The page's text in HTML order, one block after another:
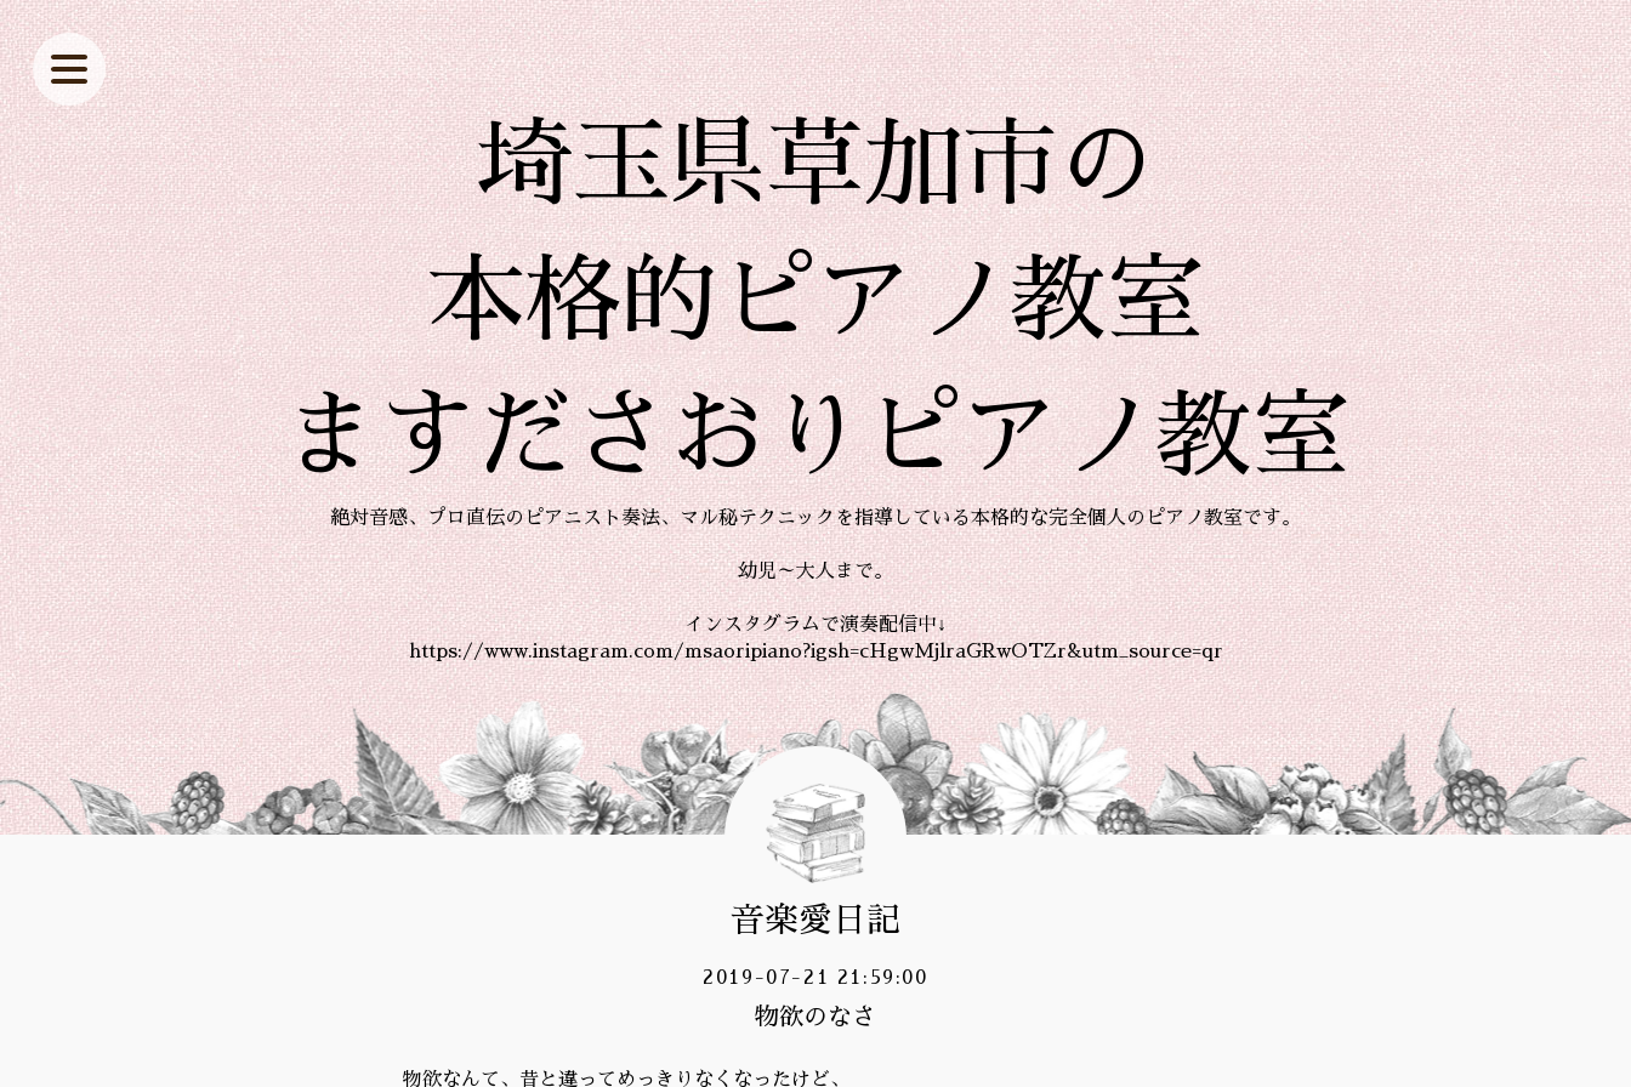
埼玉県草加市の
本格的ピアノ教室
ますださおりピアノ教室
絶対音感、プロ直伝のピアニスト奏法、マル秘テクニックを指導している本格的な完全個人のピアノ教室です。
幼児～大人まで。
インスタグラムで演奏配信中↓
https://www.instagram.com/msaoripiano?igsh=cHgwMjlraGRwOTZr&utm_source=qr
音楽愛日記
2019-07-21 21:59:00
物欲のなさ
物欲なんて、昔と違ってめっきりなくなったけど、